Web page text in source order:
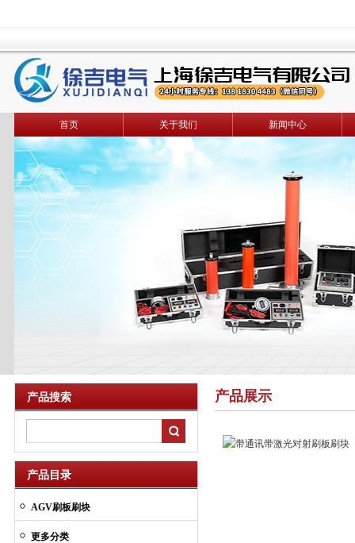
首页 关于我们 新闻中心
产品搜索
产品目录
AGV刷板刷块
更多分类
产品展示